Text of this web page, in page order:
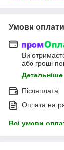
Умови оплати
Ви
або гроші
Детальніше
Післяплата
Оплата на
Всі умови